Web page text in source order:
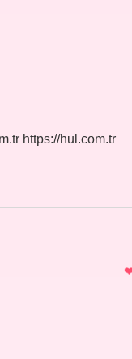
https://hul.com.tr